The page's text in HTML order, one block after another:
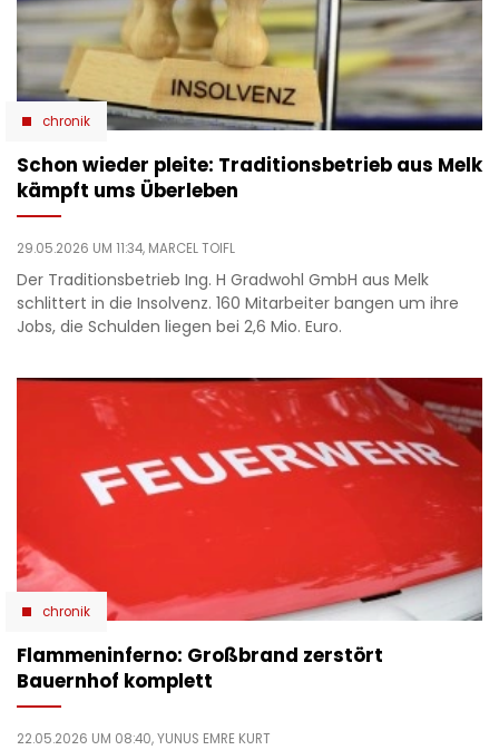
chronik
Schon wieder pleite: Traditionsbetrieb aus Melk
kämpft ums Überleben
29.05.2026 UM 11:34, MARCEL TOIFL
Der Traditionsbetrieb Ing. H Gradwohl GmbH aus Melk
schlittert in die Insolvenz. 160 Mitarbeiter bangen um ihre
Jobs, die Schulden liegen bei 2,6 Mio. Euro.
chronik
Flammeninferno: Großbrand zerstört
Bauernhof komplett
22.05.2026 UM 08:40,YUNUS EMRE KURT